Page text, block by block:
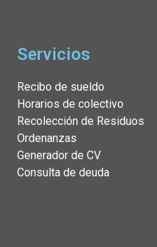
Servicios
Recibo de sueldo
Horarios de colectivo
Recolección de Residuos
Ordenanzas
Generador de CV
Consulta de deuda